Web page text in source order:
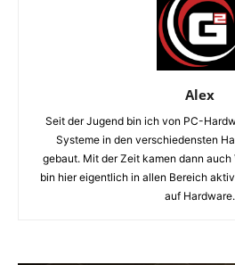
Alex
Seit der Jugend bin ich von PC-
Systeme in den verschiedensten
gebaut. Mit der Zeit kamen dann
bin hier eigentlich in allen Bereich
auf Hardware.